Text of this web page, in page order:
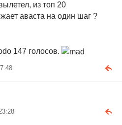
из топ 20
аваста на один шаг ?
147 голосов.